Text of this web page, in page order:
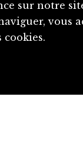
sur notre
vous